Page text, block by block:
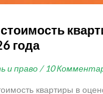
года
и право / 10
квартиры в